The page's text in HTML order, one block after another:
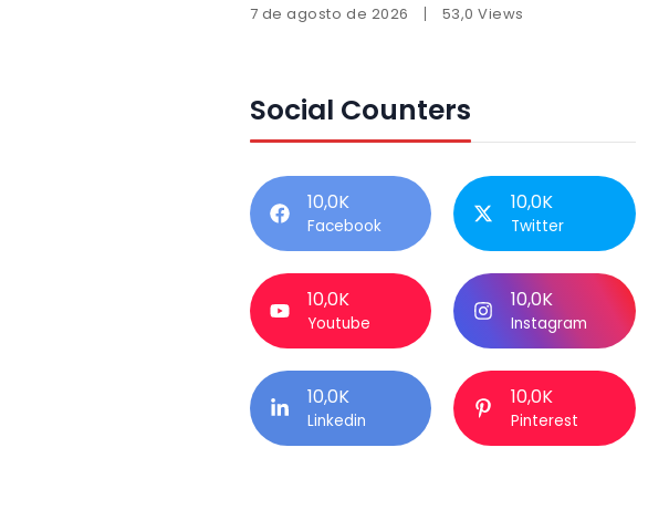
7 de agosto de 2026 53,0 Views
Social Counters
10,0K
Facebook
10,0K
Twitter
10,0K
Youtube
10,0K
Instagram
10,0K
Linkedin
10,0K
Pinterest